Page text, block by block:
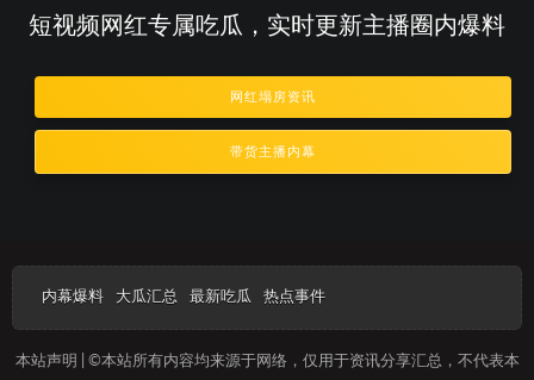
短视频网红专属吃瓜，实时更新主播圈内爆料
网红塌房资讯
带货主播内幕
内幕爆料 大瓜汇总 最新吃瓜 热点事件
本站声明 | ©本站所有内容均来源于网络，仅用于资讯分享汇总，不代表本